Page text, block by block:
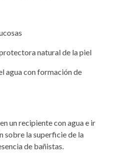
natural de la piel
agua con formación de
un recipiente con agua e ir
sobre la superficie de la
de bañistas.